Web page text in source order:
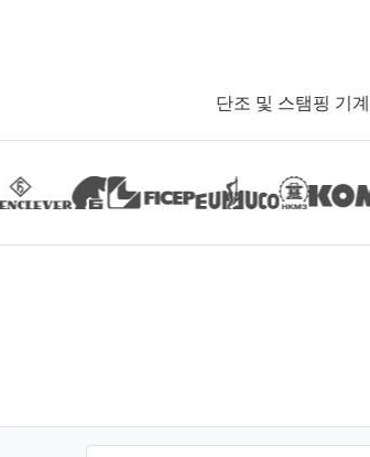
단조 및 스탬핑 기계